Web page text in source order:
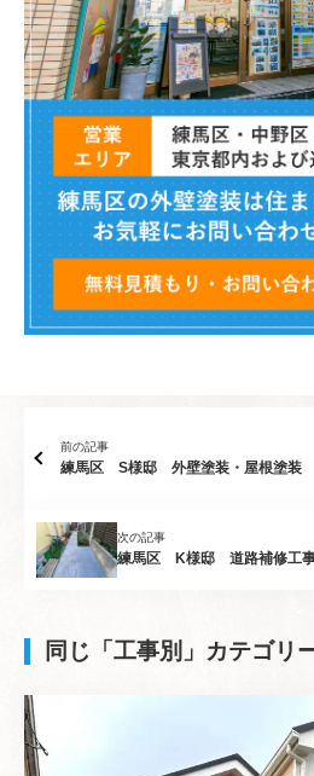
前の記事
練馬区 S様邸 外壁塗装・屋根塗装
次の記事
練馬区 K様邸 道路補修工
同じ「工事別」カテゴリ